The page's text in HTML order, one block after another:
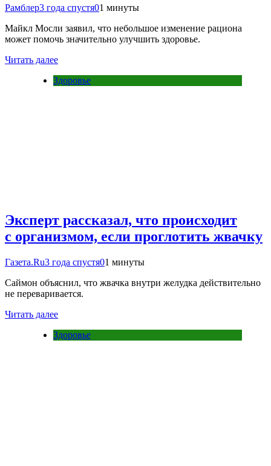
Рамблер3 года спустя01 минуты
Майкл Мосли заявил, что небольшое изменение рациона
может помочь значительно улучшить здоровье.
Читать далее
Здоровье
Эксперт рассказал, что происходит
с организмом, если проглотить жвачку
Газета.Ru3 года спустя01 минуты
Саймон объяснил, что жвачка внутри желудка действительно
не переваривается.
Читать далее
Здоровье